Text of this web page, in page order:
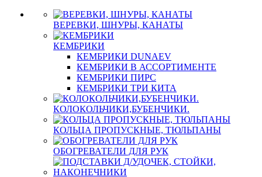
ВЕРЕВКИ, ШНУРЫ, КАНАТЫ
КЕМБРИКИ
КЕМБРИКИ DUNAEV
КЕМБРИКИ В АССОРТИМЕНТЕ
КЕМБРИКИ ПИРС
КЕМБРИКИ ТРИ КИТА
КОЛОКОЛЬЧИКИ,БУБЕНЧИКИ.
КОЛЬЦА ПРОПУСКНЫЕ, ТЮЛЬПАНЫ
ОБОГРЕВАТЕЛИ ДЛЯ РУК